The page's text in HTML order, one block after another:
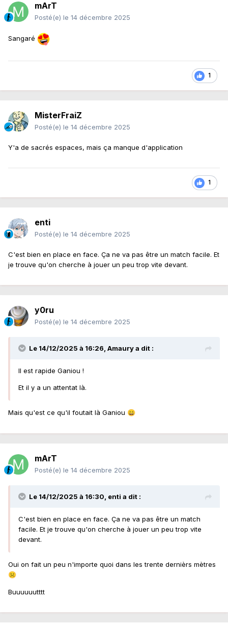
mArT
Posté(e) le 14 décembre 2025
Sangaré
1
MisterFraiZ
Posté(e) le 14 décembre 2025
Y'a de sacrés espaces, mais ça manque d'application
1
enti
Posté(e) le 14 décembre 2025
C'est bien en place en face. Ça ne va pas être un match facile. Et
je trouve qu'on cherche à jouer un peu trop vite devant.
y0ru
Posté(e) le 14 décembre 2025
Le 14/12/2025 à 16:26, Amaurya dit :
Il est rapide Ganiou !
Et il y a un attentat là.
Mais qu'est ce qu'il foutait là Ganiou 😄
mArT
Posté(e) le 14 décembre 2025
Le 14/12/2025 à 16:30, enti a dit :
C'est bien en place en face. Ça ne va pas être un match
facile. Et je trouve qu'on cherche à jouer un peu trop vite
devant.
Oui on fait un peu n'importe quoi dans les trente dernièrs mètres
☹️
Buuuuuutttt